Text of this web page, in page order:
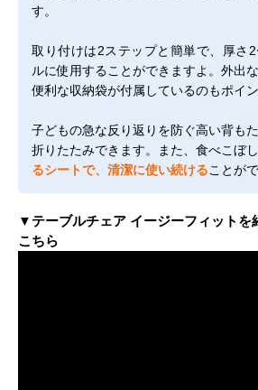
す。
取り付けは2ステップと簡単で、厚さ
ルに使用することができますよ。外出
便利な収納袋が付属しているのもポイン
子どもの急な反り返りを防ぐ高い背も
折りたたみできます。また、食べこぼ
るシートで、清潔に使い続けることが
▼テーブルチェア イージーフィットを
こちら